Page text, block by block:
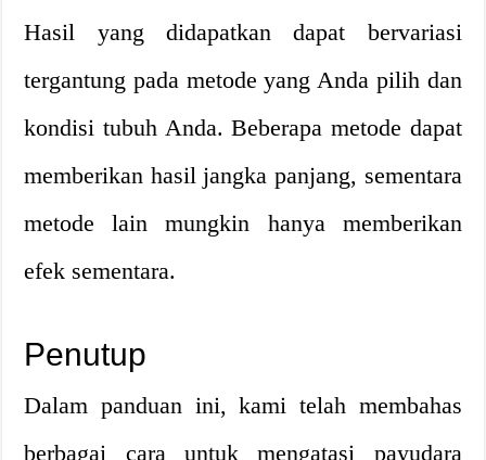
Hasil yang didapatkan dapat bervariasi
tergantung pada metode yang Anda pilih dan
kondisi tubuh Anda. Beberapa metode dapat
memberikan hasil jangka panjang, sementara
metode lain mungkin hanya memberikan
efek sementara.
Penutup
Dalam panduan ini, kami telah membahas
berbagai cara untuk mengatasi payudara